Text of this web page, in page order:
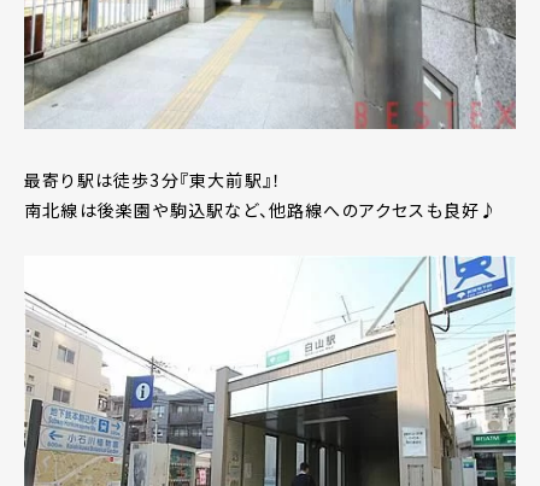
最寄り駅は徒歩3分『東大前駅』！
南北線は後楽園や駒込駅など、他路線へのアクセスも良好♪